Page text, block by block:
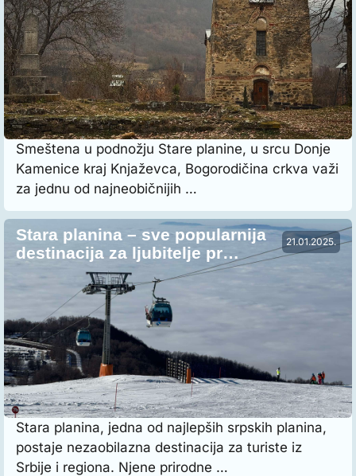
Smeštena u podnožju Stare planine, u srcu Donje
Kamenice kraj Knjaževca, Bogorodičina crkva važi
za jednu od najneobičnijih …
21.01.2025.
Stara planina – sve popularnija
destinacija za ljubitelje pr…
Stara planina, jedna od najlepših srpskih planina,
postaje nezaobilazna destinacija za turiste iz
Srbije i regiona. Njene prirodne …